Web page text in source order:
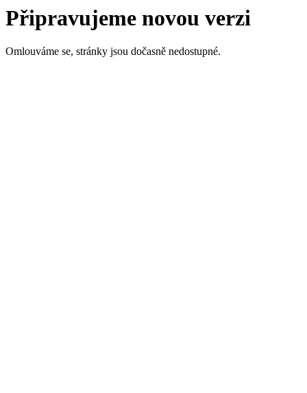
Připravujeme novou verzi
Omlouváme se, stránky jsou dočasně nedostupné.